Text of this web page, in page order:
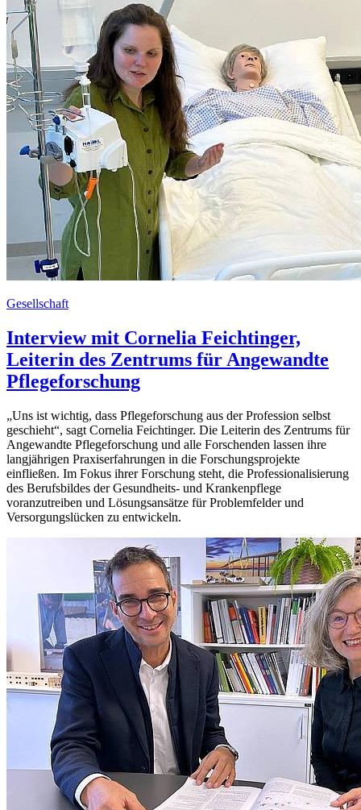
Gesellschaft
Interview mit Cornelia Feichtinger,
Leiterin des Zentrums für Angewandte
Pflegeforschung
„Uns ist wichtig, dass Pflegeforschung aus der Profession selbst
geschieht“, sagt Cornelia Feichtinger. Die Leiterin des Zentrums für
Angewandte Pflegeforschung und alle Forschenden lassen ihre
langjährigen Praxiserfahrungen in die Forschungsprojekte
einfließen. Im Fokus ihrer Forschung steht, die Professionalisierung
des Berufsbildes der Gesundheits- und Krankenpflege
voranzutreiben und Lösungsansätze für Problemfelder und
Versorgungslücken zu entwickeln.